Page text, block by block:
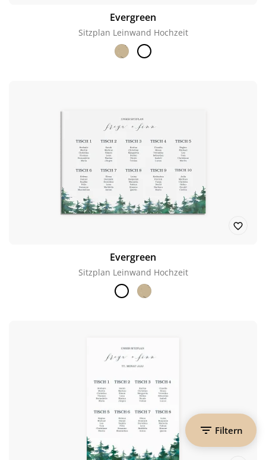
Filtern
Evergreen
Sitzplan Leinwand Hochzeit
Evergreen
Sitzplan Leinwand Hochzeit